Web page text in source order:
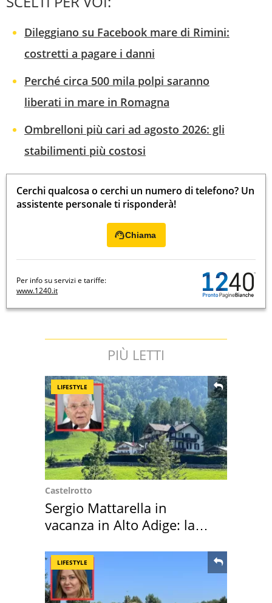
Dileggiano su Facebook mare di Rimini:
costretti a pagare i danni
Perché circa 500 mila polpi saranno
liberati in mare in Romagna
Ombrelloni più cari ad agosto 2026: gli
stabilimenti più costosi
Cerchi qualcosa o cerchi un numero di telefono? Un
assistente personale ti risponderà!
Chiama
Per info su servizi e tariffe:
www.1240.it
PIÙ LETTI
LIFESTYLE
Castelrotto
Sergio Mattarella in
vacanza in Alto Adige: la
LIFESTYLE